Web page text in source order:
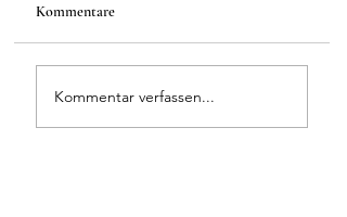
Kommentare
Kommentar verfassen...